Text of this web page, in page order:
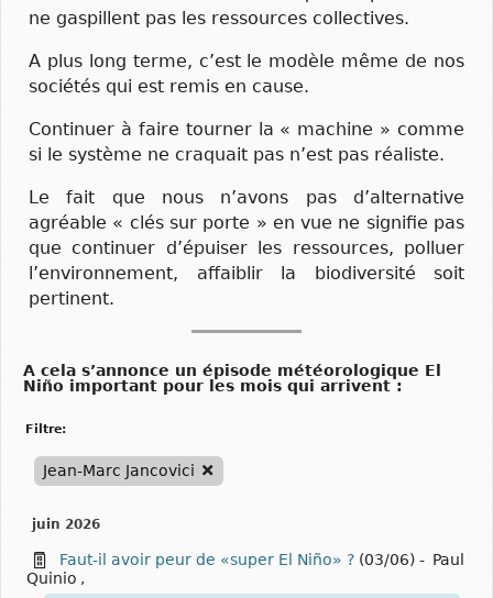
ne gaspillent pas les ressources collectives.
A plus long terme, c’est le modèle même de nos
sociétés qui est remis en cause.
Continuer à faire tourner la « machine » comme
si le système ne craquait pas n’est pas réaliste.
Le fait que nous n’avons pas d’alternative
agréable « clés sur porte » en vue ne signifie pas
que continuer d’épuiser les ressources, polluer
l’environnement, affaiblir la biodiversité soit
pertinent.
A cela s’annonce un épisode météorologique El
Niño important pour les mois qui arrivent :
filtre:
Jean-Marc Jancovici
juin 2026
Faut-il avoir peur de «super El Niño» ? (03/06) - Paul
Quinio ,